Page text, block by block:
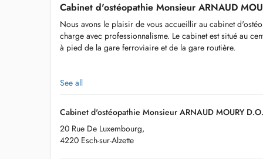
Cabinet d'ostéopathie Monsieur ARNAUD
Nous avons le plaisir de vous accueillir au cabinet
charge avec professionnalisme. Le cabinet est situé au
à pied de la gare ferroviaire et de la gare routière.
Notre équipe est composée de :
Arnaud Moury spécialisé (voir fiche praticien) :
See all
Cabinet d'ostéopathie Monsieur ARNAUD MOURY D.O.
20 Rue De Luxembourg,
4220 Esch-sur-Alzette